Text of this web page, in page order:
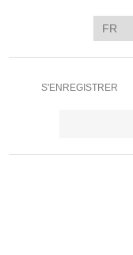
S'ENREGISTRER